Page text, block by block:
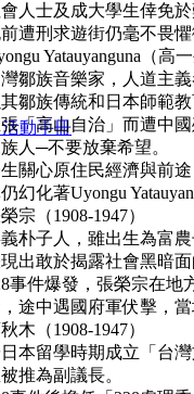
人士及成大學生倖免於
遭刑求遊街仍毫不畏
Yatauyanguna（高一
鄒族音樂家，人道主義
其鄒族傳統和日本師範
「高山自治」而遭中
人─不要放棄希望。
關心原住民經濟與前
幻化著Uyongu
宗（1908-1947）
朴子人，雖出生為富
出敢於揭露社會黑暗面
事件爆發，張榮宗在地
途中遇國府軍伏擊，當
木（1908-1947）
本留學時期成立「台
推為副議長。
動手冊